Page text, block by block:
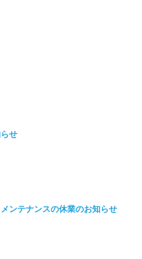
せ
ンテナンスの休業のお知らせ